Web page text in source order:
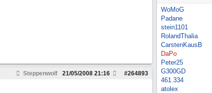
Steppenwolf #264893
21/05/2008 21:16
WoMoG
Padane
stein1101
RolandThalia
CarstenKausB
DaPo
Peter25
G300GD
461.334
atolex